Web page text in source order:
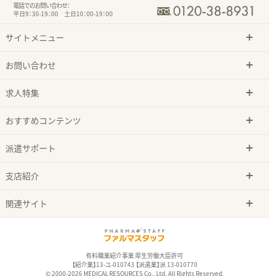
電話でのお問い合わせ：
平日9：30-19：00 土日10：00-19：00
サイトメニュー
お問い合わせ
求人特集
おすすめコンテンツ
派遣サポート
支店紹介
関連サイト
有料職業紹介事業 厚生労働大臣許可
【紹介業】13-ユ-010743 【派遣業】派 13-010770
© 2000-2026 MEDICAL RESOURCES Co., Ltd. All Rights Reserved.